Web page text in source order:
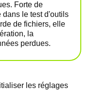
Forte de
le test d'outils
de fichiers, elle
la
perdues.
les réglages